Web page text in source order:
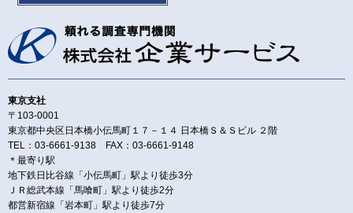
東京支社
〒103-0001
東京都中央区日本橋小伝馬町１７－１４ 日本橋Ｓ＆Ｓビル ２階
TEL：03-6661-9138 FAX：03-6661-9148
＊最寄り駅
地下鉄日比谷線「小伝馬町」駅より徒歩3分
ＪＲ総武本線「馬喰町」駅より徒歩2分
都営新宿線「岩本町」駅より徒歩7分